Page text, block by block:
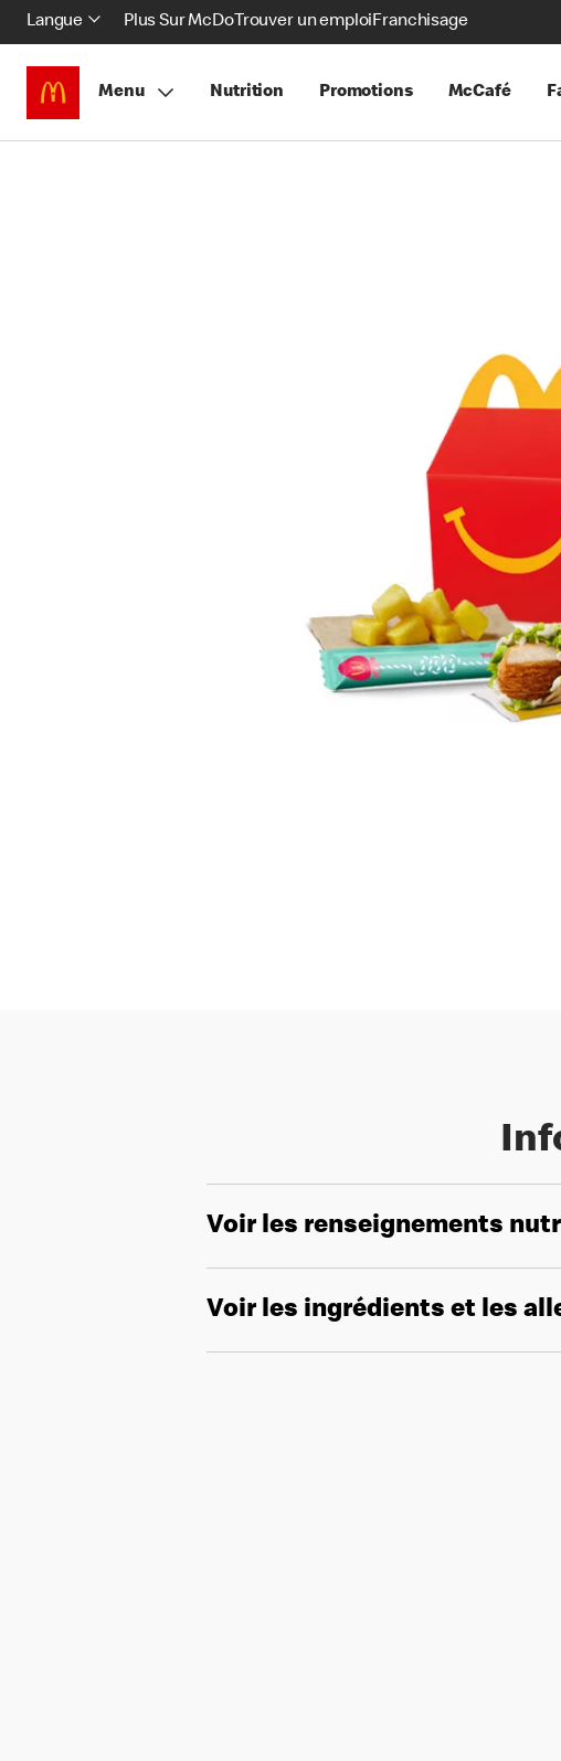
Langue Plus Sur McDoTrouver un emploiFranchisage
Menu Nutrition Promotions McCafé
Voir les renseignements
Voir les ingrédients et les